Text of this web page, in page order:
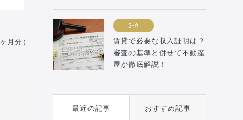
月分）
3位
賃貸で必要な収入証明は？
審査の基準と併せて不動産
屋が徹底解説！
最近の記事 おすすめ記事